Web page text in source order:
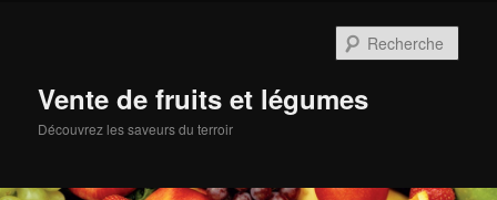
Vente de fruits et légumes
Découvrez les saveurs du terroir